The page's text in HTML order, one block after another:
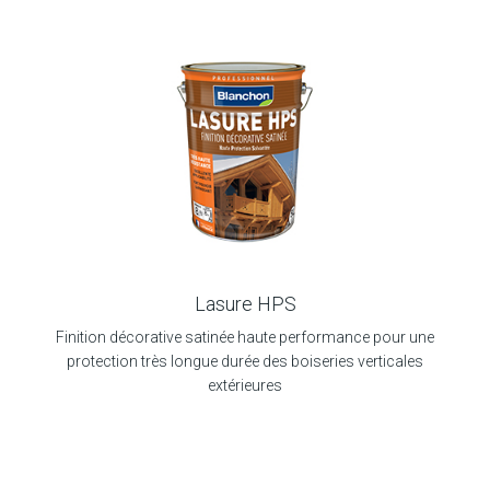
Lasure HPS
Finition décorative satinée haute performance pour une
protection très longue durée des boiseries verticales
extérieures